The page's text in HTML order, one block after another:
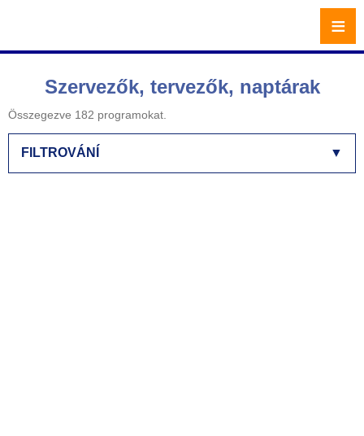
Szervezők, tervezők, naptárak
Összegezve 182 programokat.
▼
FILTROVÁNÍ
≡